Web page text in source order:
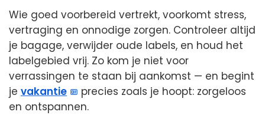
Wie goed voorbereid vertrekt, voorkomt stress,
vertraging en onnodige zorgen. Controleer altijd
je bagage, verwijder oude labels, en houd het
labelgebied vrij. Zo kom je niet voor
verrassingen te staan bij aankomst — en begint
je vakantie
precies zoals je hoopt: zorgeloos
en ontspannen.